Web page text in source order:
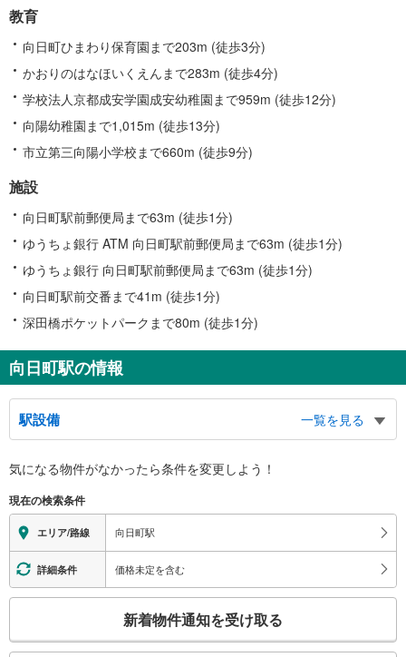
教育
向日町ひまわり保育園まで203m (徒歩3分)
かおりのはなほいくえんまで283m (徒歩4分)
学校法人京都成安学園成安幼稚園まで959m (徒歩12分)
向陽幼稚園まで1,015m (徒歩13分)
市立第三向陽小学校まで660m (徒歩9分)
施設
向日町駅前郵便局まで63m (徒歩1分)
ゆうちょ銀行 ATM 向日町駅前郵便局まで63m (徒歩1分)
ゆうちょ銀行 向日町駅前郵便局まで63m (徒歩1分)
向日町駅前交番まで41m (徒歩1分)
深田橋ポケットパークまで80m (徒歩1分)
向日町駅の情報
駅設備
一覧を見る
※段差なしでの移動経路
地上⇔改札⇔ホーム：○
エレベータ
・各ホーム⇔跨線橋
・跨線橋⇔改札
トイレ
その他
気になる物件がなかったら条件を変更しよう！
現在の検索条件
エリア/路線 向日町駅
詳細条件 価格未定を含む
検
新着物件通知を受け取る